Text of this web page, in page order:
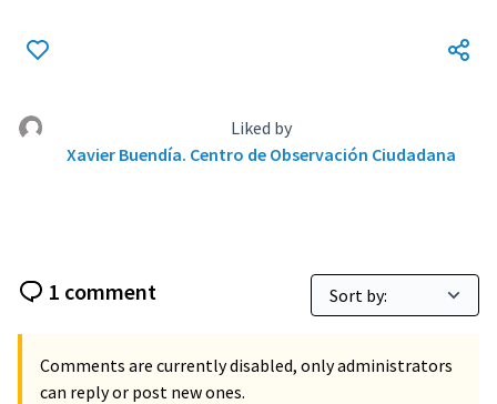
Liked by
Xavier Buendía. Centro de Observación Ciudadana
1 comment
Comments are currently disabled, only administrators
can reply or post new ones.